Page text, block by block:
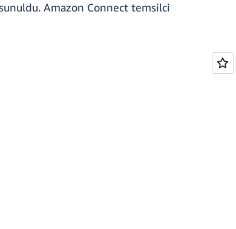
Amazon Connect temsilci